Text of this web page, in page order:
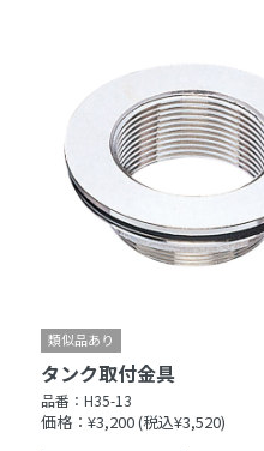
タンク取付金具
品番： H35-13
価格：¥3,200(税込¥3,520)